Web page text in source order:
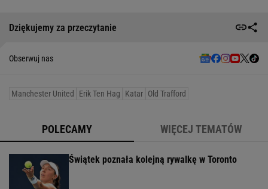
Dziękujemy za przeczytanie
Obserwuj nas
Manchester United Erik Ten Hag Katar Old Trafford
POLECAMY WIĘCEJ TEMATÓW
Świątek poznała kolejną rywalkę w Toronto